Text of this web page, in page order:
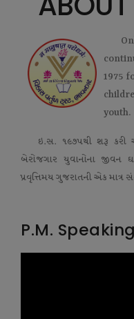
1975
youth.
ઇ.સ. ૧૯૭૫થી શરૂ કરી
બેરોજગાર યુવાનોના જીવન
પ્રવૃત્તિમય ગુજરાતની એક માત્ર
P.M.